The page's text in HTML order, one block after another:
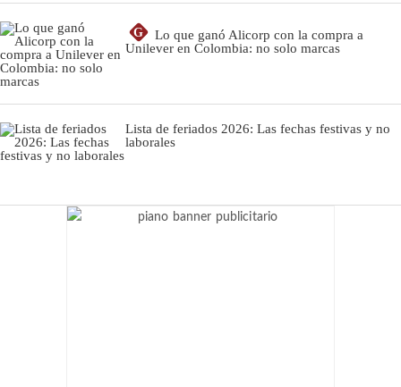
G
Lo que ganó Alicorp con la compra a
Unilever en Colombia: no solo marcas
Lista de feriados 2026: Las fechas festivas y no
laborales